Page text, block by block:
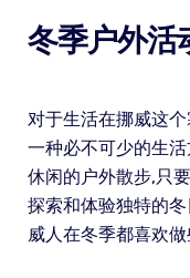
冬季户外活
对于生活在挪威这
一种必不可少的生
休闲的户外散步,只
探索和体验独特的
威人在冬季都喜欢做